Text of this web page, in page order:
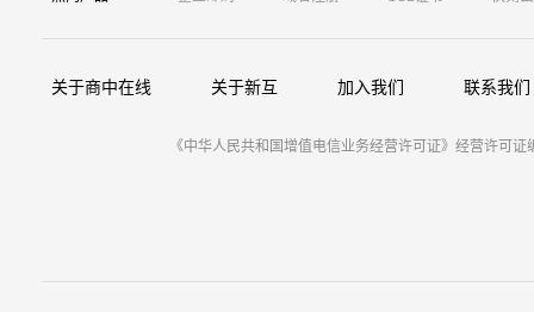
关于商中在线 关于新互 加入我们 联系我们
《中华人民共和国增值电信业务经营许可证》经营许可